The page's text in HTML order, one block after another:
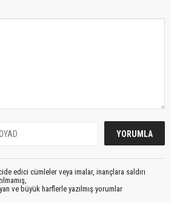
edici cümleler veya imalar, inançlara saldırı
ve büyük harflerle yazılmış yorumlar